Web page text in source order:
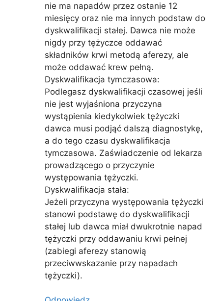
nie ma napadów przez ostanie 12
miesięcy oraz nie ma innych podstaw do
dyskwalifikacji stałej. Dawca nie może
nigdy przy tężyczce oddawać
składników krwi metodą aferezy, ale
może oddawać krew pełną.
Dyskwalifikacja tymczasowa:
Podlegasz dyskwalifikacji czasowej jeśli
nie jest wyjaśniona przyczyna
wystąpienia kiedykolwiek tężyczki
dawca musi podjąć dalszą diagnostykę,
a do tego czasu dyskwalifikacja
tymczasowa. Zaświadczenie od lekarza
prowadzącego o przyczynie
występowania tężyczki.
Dyskwalifikacja stała:
Jeżeli przyczyna występowania tężyczki
stanowi podstawę do dyskwalifikacji
stałej lub dawca miał dwukrotnie napad
tężyczki przy oddawaniu krwi pełnej
(zabiegi aferezy stanowią
przeciwwskazanie przy napadach
tężyczki).